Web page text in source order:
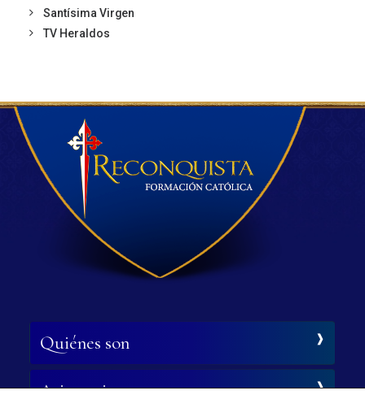
Santísima Virgen
TV Heraldos
Quiénes son